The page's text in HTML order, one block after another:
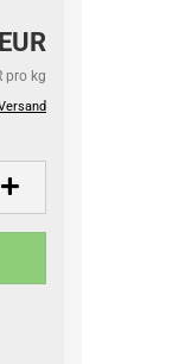
pro kg